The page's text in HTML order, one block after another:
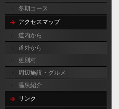
冬期コース
アクセスマップ
道内から
道外から
更別村
周辺施設・グルメ
温泉紹介
リンク